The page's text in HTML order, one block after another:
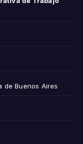
de Buenos Aires